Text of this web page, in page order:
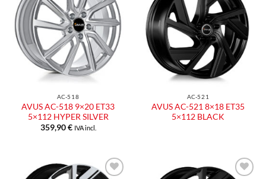
AC-518
AVUS AC-518 9×20 ET33
5×112 HYPER SILVER
359,90€ IVA incl.
AC-521
AVUS AC-521 8×18 ET35
5×112 BLACK